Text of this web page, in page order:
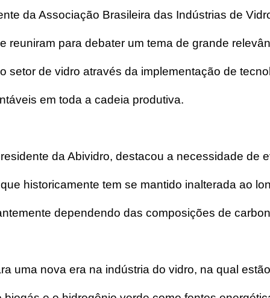
da Associação Brasileira das Indústrias de
reuniram para debater um tema de grande
setor de vidro através da implementação de
​​em toda a cadeia produtiva.
da Abividro, destacou a necessidade de
historicamente tem se mantido inalterada ao
dependendo das composições de
uma nova era na indústria do vidro, na qual